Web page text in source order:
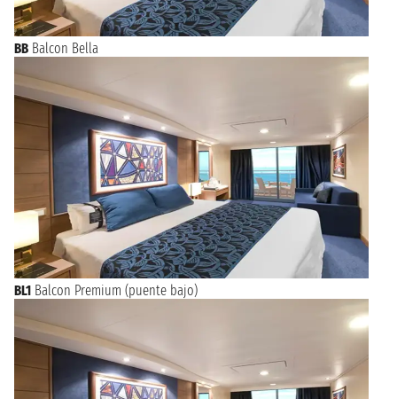
BB Balcon Bella
BL1 Balcon Premium (puente bajo)